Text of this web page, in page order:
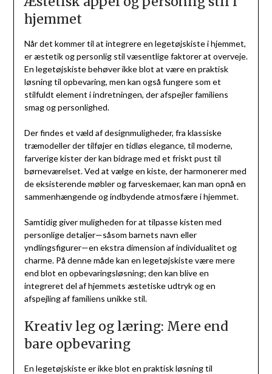
hjemmet
Når det kommer til at integrere en legetøjskiste i hjemmet,
er æstetik og personlig stil væsentlige faktorer at overveje.
En legetøjskiste behøver ikke blot at være en praktisk
løsning til opbevaring, men kan også fungere som et
stilfuldt element i indretningen, der afspejler familiens
smag og personlighed.
Der findes et væld af designmuligheder, fra klassiske
træmodeller der tilføjer en tidløs elegance, til moderne,
farverige kister der kan bidrage med et friskt pust til
børneværelset. Ved at vælge en kiste, der harmonerer med
de eksisterende møbler og farveskemaer, kan man opnå en
sammenhængende og indbydende atmosfære i hjemmet.
Samtidig giver muligheden for at tilpasse kisten med
personlige detaljer—såsom barnets navn eller
yndlingsfigurer—en ekstra dimension af individualitet og
charme. På denne måde kan en legetøjskiste være mere
end blot en opbevaringsløsning; den kan blive en
integreret del af hjemmets æstetiske udtryk og en
afspejling af familiens unikke stil.
Kreativ leg og læring: Mere end
bare opbevaring
En legetøjskiste er ikke blot en praktisk løsning til